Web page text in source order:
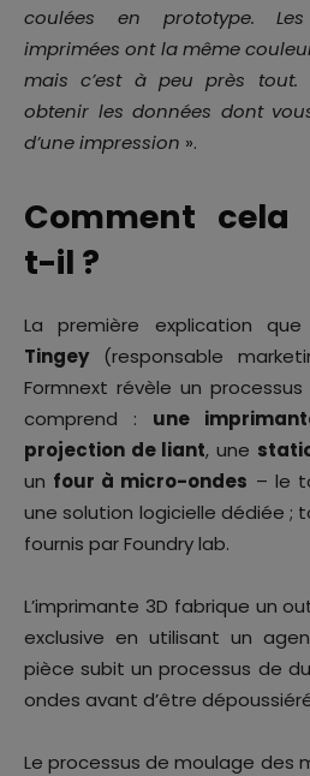
coulées en prototype.
imprimées ont la même
mais c’est à peu près tout.
obtenir les données dont
d’une impression ».
Comment cela
t-il ?
La première explication
Tingey(responsable
Formnext révèle un
comprend : une
projection de liant, une
un four à micro-ondes – le
une solution logicielle dédiée ;
fournis par Foundry lab.
L’imprimante 3D fabrique un
exclusive en utilisant un
pièce subit un processus de
ondes avant d’être
Le processus de moulage des